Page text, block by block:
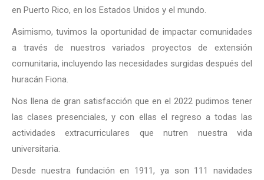
en Puerto Rico, en los Estados Unidos y el mundo.
Asimismo, tuvimos la oportunidad de impactar comunidades
a través de nuestros variados proyectos de extensión
comunitaria, incluyendo las necesidades surgidas después del
huracán Fiona.
Nos llena de gran satisfacción que en el 2022 pudimos tener
las clases presenciales, y con ellas el regreso a todas las
actividades extracurriculares que nutren nuestra vida
universitaria.
Desde nuestra fundación en 1911, ya son 111 navidades